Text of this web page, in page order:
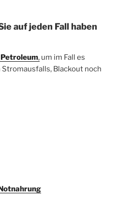
auf jeden Fall haben
Petroleum, um im Fall es
Blackout noch